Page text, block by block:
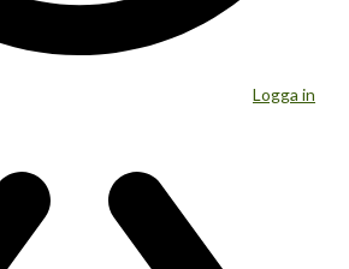
Logga in